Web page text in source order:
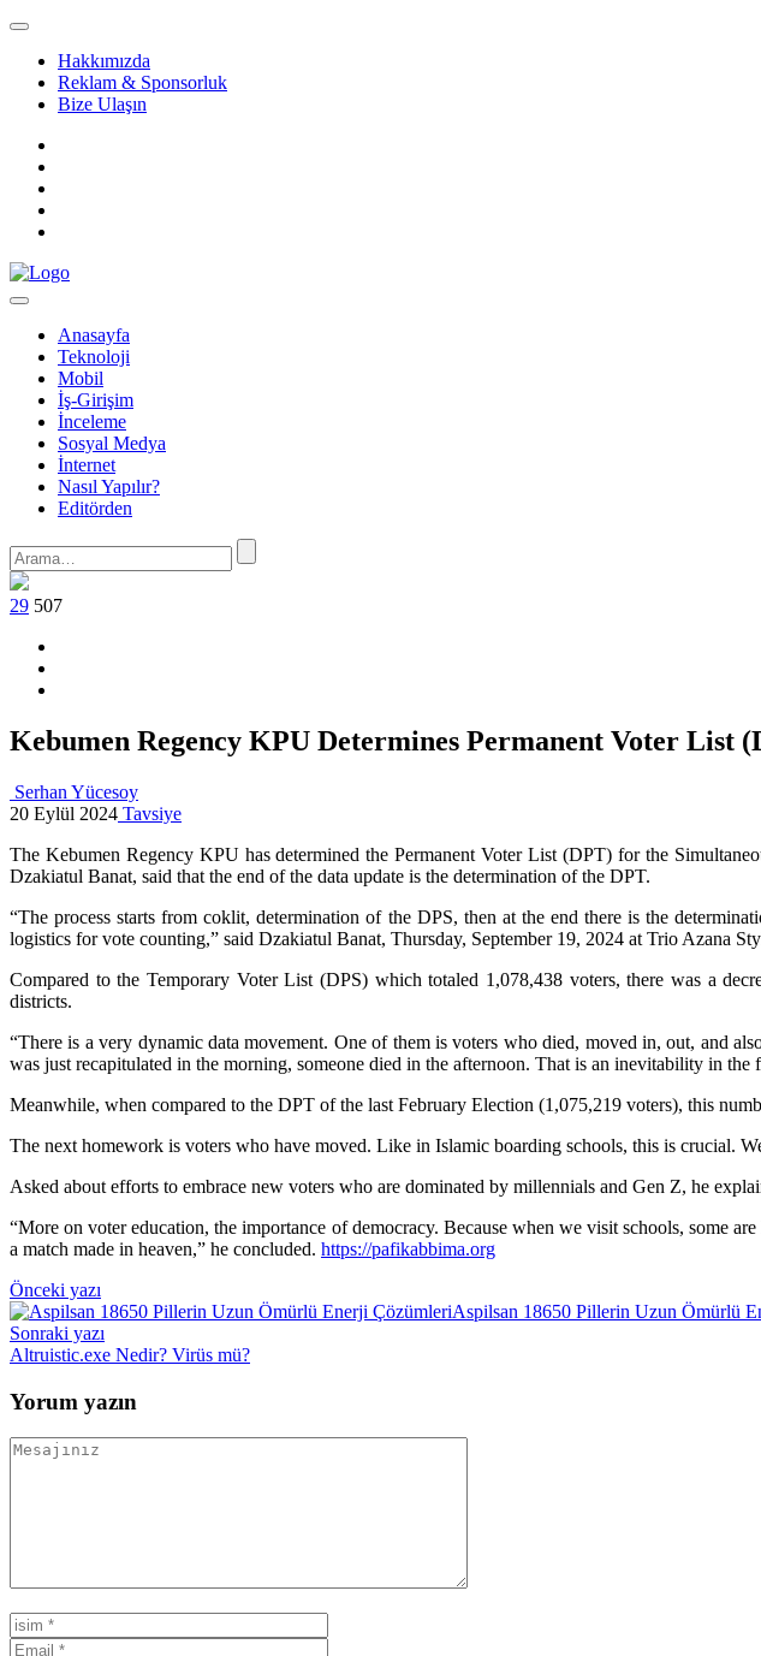
Hakkımızda
Reklam & Sponsorluk
Bize Ulaşın
Anasayfa
Teknoloji
Mobil
İş-Girişim
İnceleme
Sosyal Medya
İnternet
Nasıl Yapılır?
Editörden
29 507
Kebumen Regency KPU Determines Permanent Voter List
Serhan Yücesoy
20 Eylül 2024 Tavsiye
The Kebumen Regency KPU has determined the Permanent Voter List (DPT) for the
Dzakiatul Banat, said that the end of the data update is the determination of the DPT.
“The process starts from coklit, determination of the DPS, then at the end there is the
logistics for vote counting,” said Dzakiatul Banat, Thursday, September 19, 2024 at Trio Azana
Compared to the Temporary Voter List (DPS) which totaled 1,078,438 voters, there was a
districts.
“There is a very dynamic data movement. One of them is voters who died, moved in, out, and
was just recapitulated in the morning, someone died in the afternoon. That is an inevitability in
Meanwhile, when compared to the DPT of the last February Election (1,075,219 voters), this
The next homework is voters who have moved. Like in Islamic boarding schools, this is crucial.
Asked about efforts to embrace new voters who are dominated by millennials and Gen Z, he
“More on voter education, the importance of democracy. Because when we visit schools, some
a match made in heaven,” he concluded. https://pafikabbima.org
Yazı
gezinmesi
Önceki yazı
Aspilsan 18650 Pillerin Uzun Ömürlü
Sonraki yazı
Altruistic.exe Nedir? Virüs mü?
Yorum yazın